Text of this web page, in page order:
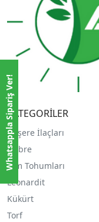
KATEGORİLER
Haşere İlaçları
Gübre
Çim Tohumları
Leonardit
Kükürt
Torf
Whatsappla Sipariş Ver!